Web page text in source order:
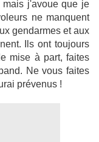
j'avoue que je
ne manquent
gendarmes et aux
Ils ont toujours
mise à part, faites
Ne vous faites
prévenus !